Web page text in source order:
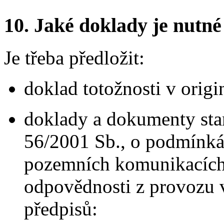
10. Jaké doklady je
Je třeba předložit:
doklad totožnosti v
doklady a dokumenty
56/2001 Sb., o
pozemních
odpovědnosti z provozu
předpisů: